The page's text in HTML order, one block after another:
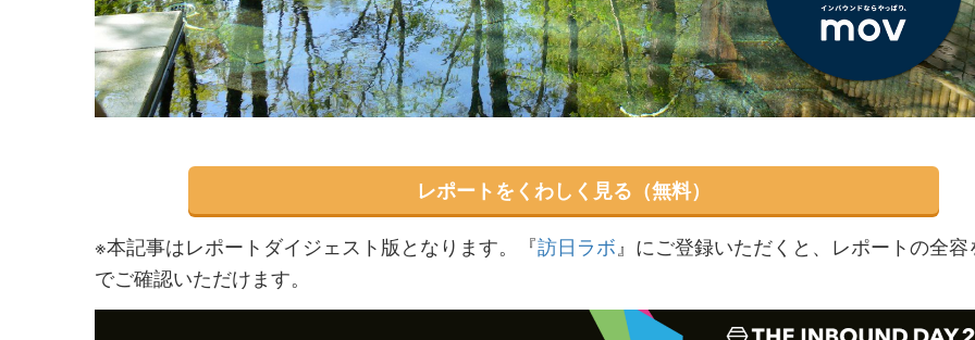
レポートをくわしく見る（無料）
※本記事はレポートダイジェスト版となります。『訪日ラボ 』にご登録いただくと、レポートの全
でご確認いただけます。